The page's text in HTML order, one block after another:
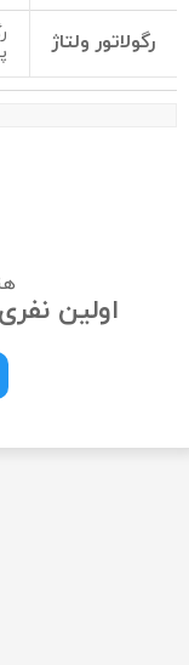
رگولاتور ولتاژ
اولین